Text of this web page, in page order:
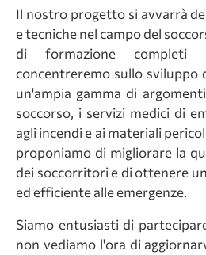
Il nostro progetto si avvarrà
e tecniche nel campo del
di formazione completi
concentreremo sullo sviluppo
un'ampia gamma di
soccorso, i servizi medici di
agli incendi e ai materiali
proponiamo di migliorare la
dei soccorritori e di ottenere
ed efficiente alle emergenze.
Siamo entusiasti di
non vediamo l'ora di